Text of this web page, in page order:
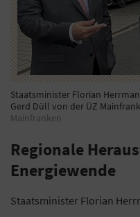
Staatsminister Florian
Gerd Düll von der ÜZ
Mainfranken
Regionale
Energiewende
Staatsminister Florian